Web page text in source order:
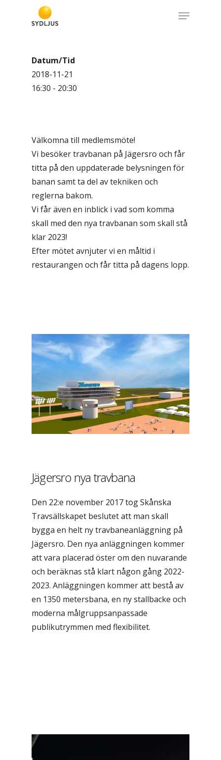
Menu
Datum/Tid
2018-11-21
16:30 - 20:30
Välkomna till medlemsmöte!
Vi besöker travbanan på Jägersro och får
titta på den uppdaterade belysningen för
banan samt ta del av tekniken och
reglerna bakom.
Vi får även en inblick i vad som komma
skall med den nya travbanan som skall stå
klar 2023!
Efter mötet avnjuter vi en måltid i
restaurangen och får titta på dagens lopp.
Jägersro nya travbana
Den 22:e november 2017 tog Skånska
Travsällskapet beslutet att man skall
bygga en helt ny travbaneanläggning på
Jägersro. Den nya anläggningen kommer
att vara placerad öster om den nuvarande
och beräknas stå klart någon gång 2022-
2023. Anläggningen kommer att bestå av
en 1350 metersbana, en ny stallbacke och
moderna målgruppsanpassade
publikutrymmen med flexibilitet.